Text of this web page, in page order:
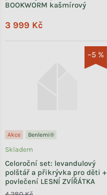
BOOKWORM kašmírový
3 999 Kč
–5 %
Akce Benlemi®
Celoroční set: levandulový
polštář a přikrývka pro děti +
povlečení LESNÍ ZVÍŘÁTKA
Skladem